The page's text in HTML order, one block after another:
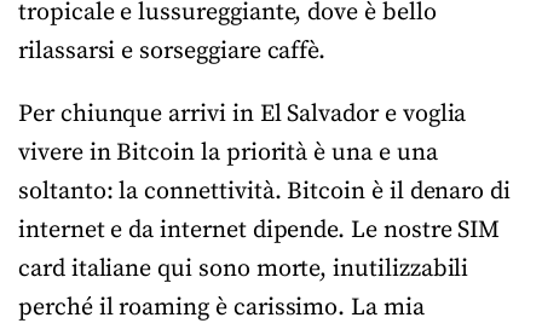
tropicale e lussureggiante, dove è bello
rilassarsi e sorseggiare caffè.
Per chiunque arrivi in El Salvador e voglia
vivere in Bitcoin la priorità è una e una
soltanto: la connettività. Bitcoin è il denaro di
internet e da internet dipende. Le nostre SIM
card italiane qui sono morte, inutilizzabili
perché il roaming è carissimo. La mia